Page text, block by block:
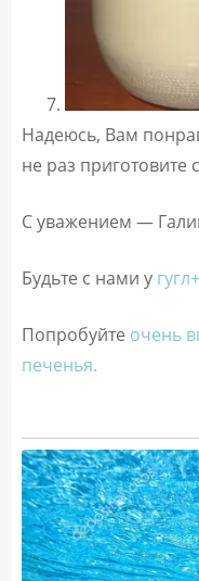
Надеюсь, Вам
не раз приготовите
С уважением —
Будьте с нами у
Попробуйте очень
печенья.